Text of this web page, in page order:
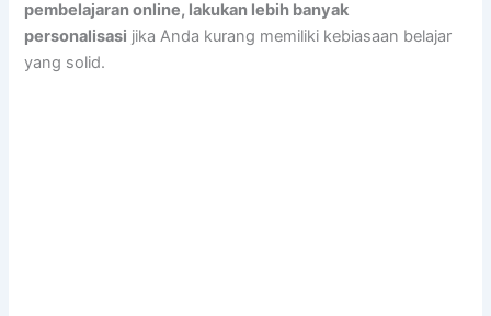
pembelajaran online, lakukan lebih banyak
personalisasi jika Anda kurang memiliki kebiasaan belajar
yang solid.